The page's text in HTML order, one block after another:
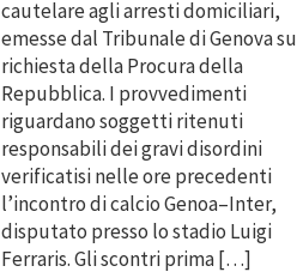
cautelare agli arresti domiciliari,
emesse dal Tribunale di Genova su
richiesta della Procura della
Repubblica. I provvedimenti
riguardano soggetti ritenuti
responsabili dei gravi disordini
verificatisi nelle ore precedenti
l’incontro di calcio Genoa–Inter,
disputato presso lo stadio Luigi
Ferraris. Gli scontri prima […]